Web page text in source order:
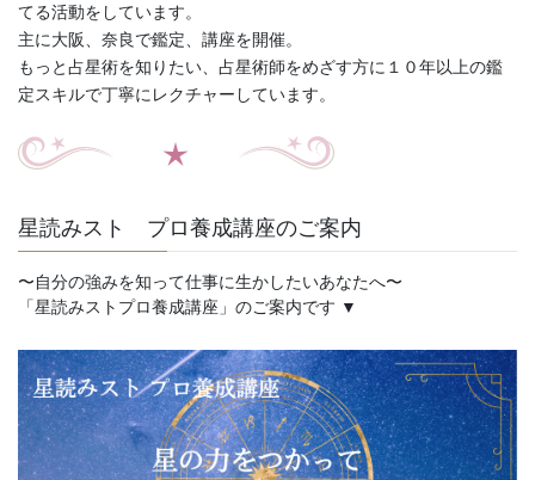
てる活動をしています。
主に大阪、奈良で鑑定、講座を開催。
もっと占星術を知りたい、占星術師をめざす方に１０年以上の鑑
定スキルで丁寧にレクチャーしています。
星読みスト プロ養成講座のご案内
〜自分の強みを知って仕事に生かしたいあなたへ〜
「星読みストプロ養成講座」のご案内です ▼